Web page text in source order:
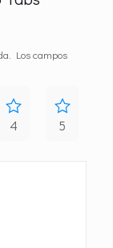
Los campos
4 5